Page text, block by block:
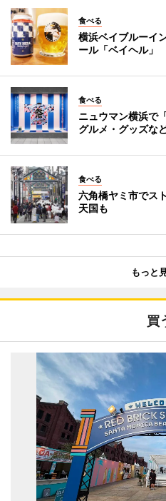
食べる
横浜ベイブルーイ
ール「ベイヘル」
食べる
ニュウマン横浜で
グルメ・グッズな
食べる
六角橋ヤミ市でス
天国も
もっと
買